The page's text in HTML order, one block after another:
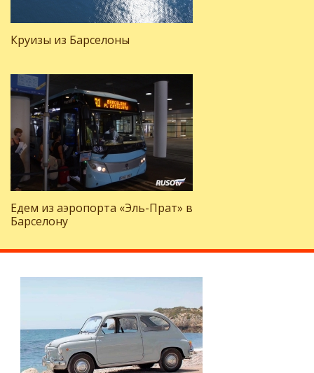
Круизы из Барселоны
Едем из аэропорта «Эль-Прат» в
Барселону